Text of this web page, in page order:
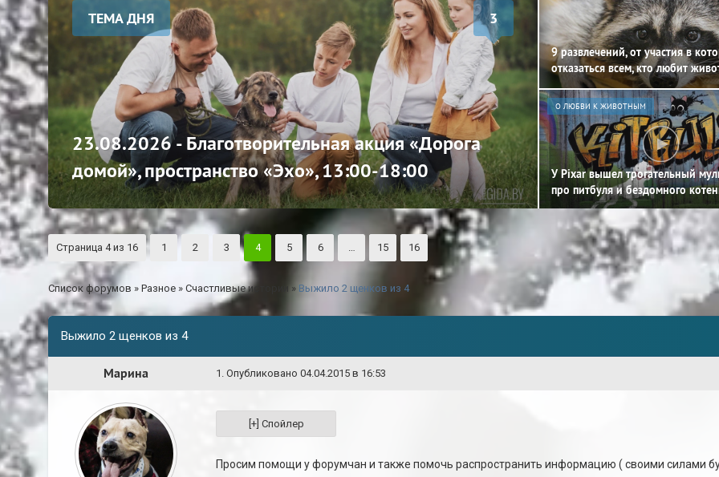
ТЕМА ДНЯ 3
23.08.2026 - Благотворительная акция «Дорога
домой», пространство «Эхо», 13:00-18:00
9 развлечений, от участия в
отказаться всем, кто любит
О ЛЮБВИ К ЖИВОТНЫМ
У Pixar вышел трогательный
про питбуля и бездомного
Страница 4из 16 1 2 3 4 5 6 … 15 16
Список форумов » Разное » Счастливые истории » Выжило 2 щенков из 4
Выжило 2 щенков из 4
Марина 1 . Опубликовано 04.04.2015 в 16:53
Просим помощи у форумчан и также помочь распространить информацию ( своими силами